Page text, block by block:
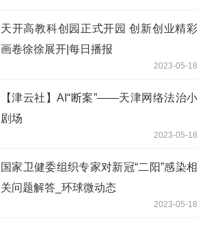
天开高教科创园正式开园 创新创业精彩
画卷徐徐展开|每日播报
2023-05-18
【津云社】AI“断案”——天津网络法治小
剧场
2023-05-18
国家卫健委组织专家对新冠“二阳”感染相
关问题解答_环球微动态
2023-05-18